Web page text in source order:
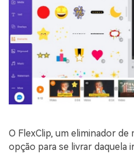
O FlexClip, um eliminador de
opção para se livrar daquela